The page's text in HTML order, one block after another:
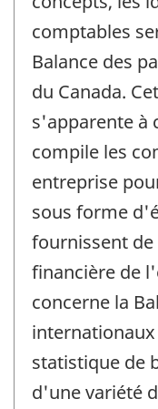
comptables
Balance des
du Canada.
s'apparente à
compile les
entreprise
sous forme
fournissent
financière de
concerne la
statistique de
d'une variété